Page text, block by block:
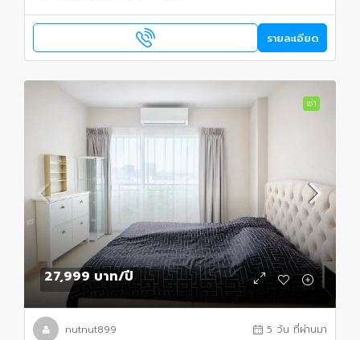
รายละเอียด
เช่า
27,999 บาท/ปี
nutnut899 5 วัน ที่ผ่านมา